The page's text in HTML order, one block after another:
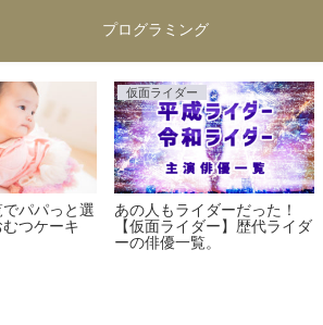
プログラミング
でパパっと選
つケーキ
仮面ライダー
あの人もライダーだった！
【仮面ライダー】歴代ライダ
ーの俳優一覧。